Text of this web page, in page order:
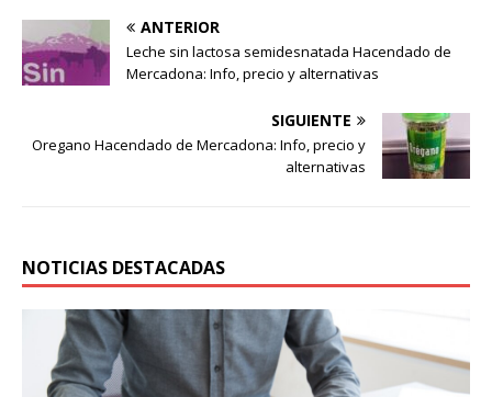
ANTERIOR
Leche sin lactosa semidesnatada Hacendado de
Mercadona: Info, precio y alternativas
SIGUIENTE
Oregano Hacendado de Mercadona: Info, precio y
alternativas
NOTICIAS DESTACADAS